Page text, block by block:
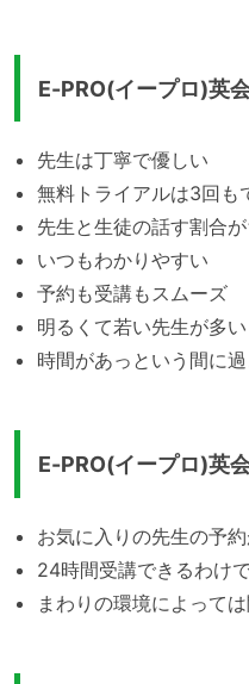
E-PRO(イープロ)英
先生は丁寧で優しい
無料トライアルは3回も
先生と生徒の話す割合
いつもわかりやすい
予約も受講もスムーズ
明るくて若い先生が多い
時間があっという間に
E-PRO(イープロ)英
お気に入りの先生の予
24時間受講できるわけ
まわりの環境によって